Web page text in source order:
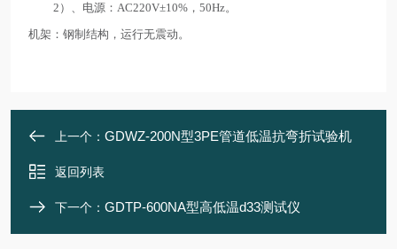
2）、电源：AC220V±10%，50Hz。
机架：钢制结构，运行无震动。
上一个： GDWZ-200N型3PE管道低温抗弯折试验机
返回列表
下一个： GDTP-600NA型高低温d33测试仪